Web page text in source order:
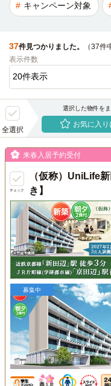
キャンペーン対象
37件見つかりました。
（37件
表示件数
全選択
選択した物件を
お気に入り
チェック
来春入居予約受付
（仮称）UniLife
き】
募集中